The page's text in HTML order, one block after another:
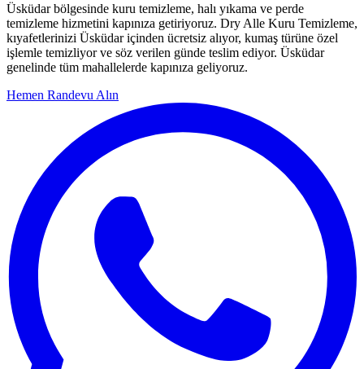
Üsküdar bölgesinde kuru temizleme, halı yıkama ve perde
temizleme hizmetini kapınıza getiriyoruz. Dry Alle Kuru Temizleme,
kıyafetlerinizi Üsküdar içinden ücretsiz alıyor, kumaş türüne özel
işlemle temizliyor ve söz verilen günde teslim ediyor. Üsküdar
genelinde tüm mahallelerde kapınıza geliyoruz.
Hemen Randevu Alın